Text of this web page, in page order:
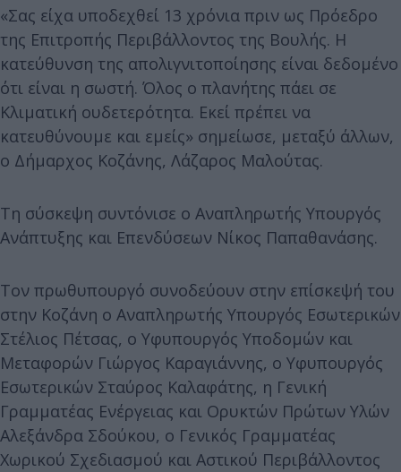
«Σας είχα υποδεχθεί 13 χρόνια πριν ως Πρόεδρο
της Επιτροπής Περιβάλλοντος της Βουλής. Η
κατεύθυνση της απολιγνιτοποίησης είναι δεδομένο
ότι είναι η σωστή. Όλος ο πλανήτης πάει σε
Κλιματική ουδετερότητα. Εκεί πρέπει να
κατευθύνουμε και εμείς» σημείωσε, μεταξύ άλλων,
ο Δήμαρχος Κοζάνης, Λάζαρος Μαλούτας.
Τη σύσκεψη συντόνισε ο Αναπληρωτής Υπουργός
Ανάπτυξης και Επενδύσεων Νίκος Παπαθανάσης.
Τον πρωθυπουργό συνοδεύουν στην επίσκεψή του
στην Κοζάνη ο Αναπληρωτής Υπουργός Εσωτερικών
Στέλιος Πέτσας, ο Υφυπουργός Υποδομών και
Μεταφορών Γιώργος Καραγιάννης, ο Υφυπουργός
Εσωτερικών Σταύρος Καλαφάτης, η Γενική
Γραμματέας Ενέργειας και Ορυκτών Πρώτων Υλών
Αλεξάνδρα Σδούκου, ο Γενικός Γραμματέας
Χωρικού Σχεδιασμού και Αστικού Περιβάλλοντος